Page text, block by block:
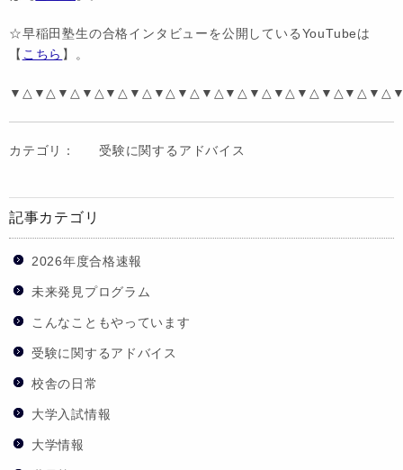
☆早稲田塾生の合格インタビューを公開しているYouTubeは
【 こちら 】。
カテゴリ： 受験に関するアドバイス
記事カテゴリ
2026年度合格速報
未来発見プログラム
こんなこともやっています
受験に関するアドバイス
校舎の日常
大学入試情報
大学情報